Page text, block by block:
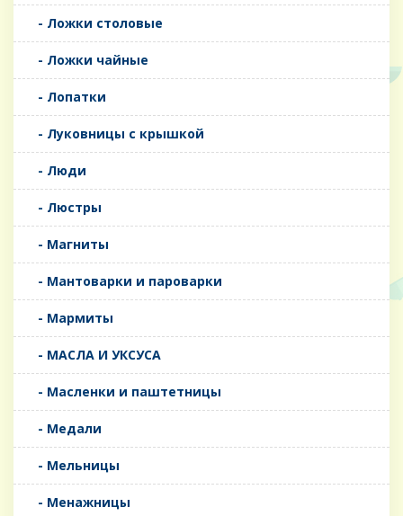
- Ложки столовые
- Ложки чайные
- Лопатки
- Луковницы с крышкой
- Люди
- Люстры
- Магниты
- Мантоварки и пароварки
- Мармиты
- МАСЛА И УКСУСА
- Масленки и паштетницы
- Медали
- Мельницы
- Менажницы